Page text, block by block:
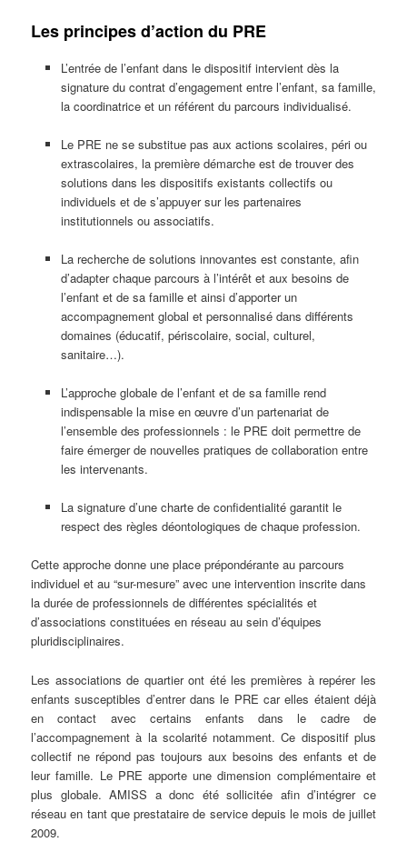
Les principes d’action du PRE
L’entrée de l’enfant dans le dispositif intervient dès la
signature du contrat d’engagement entre l’enfant, sa famille,
la coordinatrice et un référent du parcours individualisé.
Le PRE ne se substitue pas aux actions scolaires, péri ou
extrascolaires, la première démarche est de trouver des
solutions dans les dispositifs existants collectifs ou
individuels et de s’appuyer sur les partenaires
institutionnels ou associatifs.
La recherche de solutions innovantes est constante, afin
d’adapter chaque parcours à l’intérêt et aux besoins de
l’enfant et de sa famille et ainsi d’apporter un
accompagnement global et personnalisé dans différents
domaines (éducatif, périscolaire, social, culturel,
sanitaire…).
L’approche globale de l’enfant et de sa famille rend
indispensable la mise en œuvre d’un partenariat de
l’ensemble des professionnels : le PRE doit permettre de
faire émerger de nouvelles pratiques de collaboration entre
les intervenants.
La signature d’une charte de confidentialité garantit le
respect des règles déontologiques de chaque profession.
Cette approche donne une place prépondérante au parcours
individuel et au “sur-mesure” avec une intervention inscrite dans
la durée de professionnels de différentes spécialités et
d’associations constituées en réseau au sein d’équipes
pluridisciplinaires.
Les associations de quartier ont été les premières à repérer les
enfants susceptibles d’entrer dans le PRE car elles étaient déjà
en contact avec certains enfants dans le cadre de
l’accompagnement à la scolarité notamment. Ce dispositif plus
collectif ne répond pas toujours aux besoins des enfants et de
leur famille. Le PRE apporte une dimension complémentaire et
plus globale. AMISS a donc été sollicitée afin d’intégrer ce
réseau en tant que prestataire de service depuis le mois de juillet
2009.